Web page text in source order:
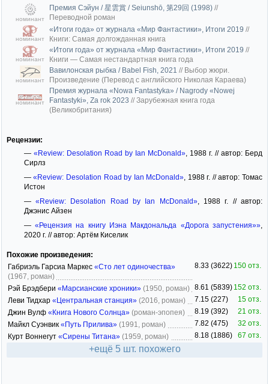
номинант
Премия Сэйун / 星雲賞 / Seiunshō, 第29回 (1998) //
Переводной роман
номинант
«Итоги года» от журнала «Мир Фантастики», Итоги 2019 //
Книги: Самая долгожданная книга
номинант
«Итоги года» от журнала «Мир Фантастики», Итоги 2019 //
Книги — Самая нестандартная книга года
номинант
Вавилонская рыбка / Babel Fish, 2021 // Выбор жюри.
Произведение (Перевод с английского Николая Караева)
номинант
Премия журнала «Nowa Fantastyka» / Nagrody «Nowej
Fantastyki», Za rok 2023 //Зарубежная книга года
(Великобритания)
Рецензии:
— «Review: Desolation Road by Ian McDonald», 1988 г. // автор: Берд
Сирлз
—«Review: Desolation Road by Ian McDonald» , 1988 г. // автор: Томас
Истон
—«Review: Desolation Road by Ian McDonald», 1988 г. // автор:
Джэнис Айзен
—«Рецензия на книгу Иэна Макдональда «Дорога запустения»»
2020 г. // автор: Артём Киселик
Похожие произведения:
Габриэль Гарсиа Маркес «Сто лет одиночества»
(1967, роман)
8.33 (3622) 150 отз.
Рэй Брэдбери «Марсианские хроники» (1950, роман) 8.61 (5839) 152 отз.
Леви Тидхар «Центральная станция» (2016, роман) 7.15 (227)
15 отз.
Джин Вулф «Книга Нового Солнца» (роман-эпопея) 8.19 (392)
21 отз.
Майкл Суэнвик «Путь Прилива» (1991, роман) 7.82 (475)
32 отз.
Курт Воннегут «Сирены Титана» (1959, роман) 8.18 (1886) 67 отз.
+ещё 5 шт. похожего